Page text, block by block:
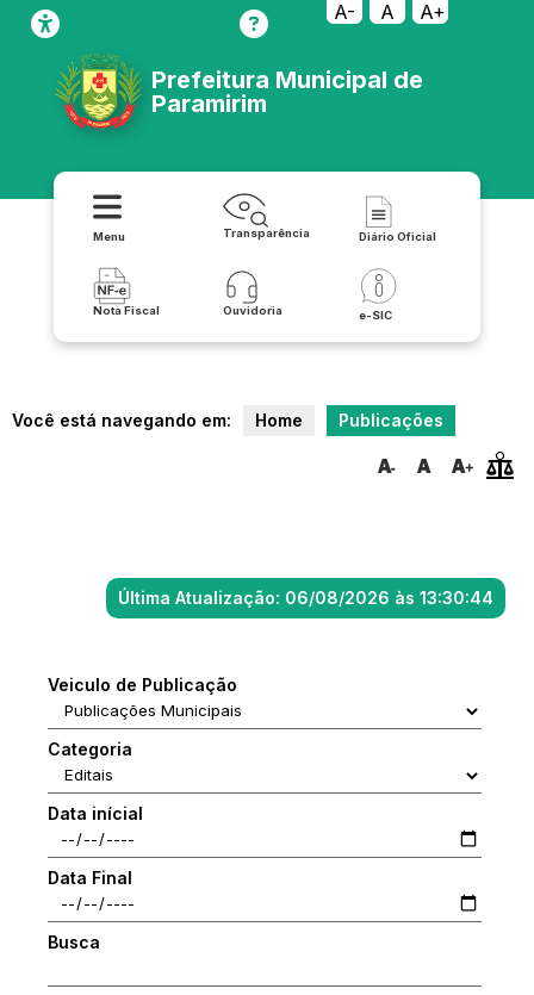
A- A A+
Prefeitura Municipal de
Paramirim
Menu Transparência Diário Oficial
Nota Fiscal Ouvidoria e-SIC
Você está navegando em: Home Publicações
Última Atualização: 06/08/2026 às 13:30:44
Veiculo de Publicação
Categoria
Data inícial
Data Final
Busca